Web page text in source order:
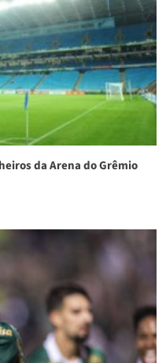
da Arena do Grêmio